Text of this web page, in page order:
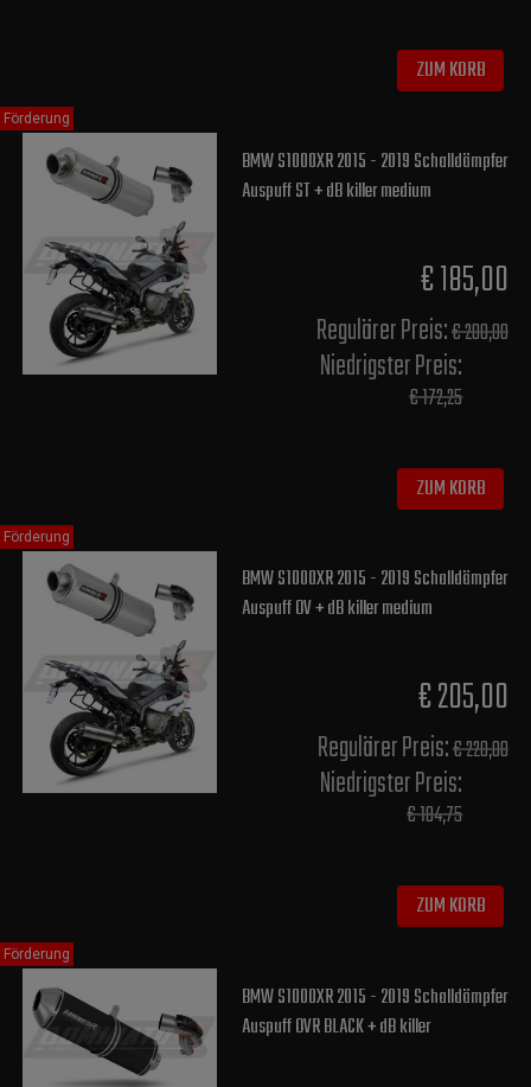
ZUM KORB
BMW S1000XR 2015 - 2019 Schalldämpfer
Auspuff ST + dB killer medium
€ 185,00
Regulärer Preis:€ 200,00
Niedrigster Preis:
€ 172,25
ZUM KORB
Förderung
BMW S1000XR 2015 - 2019 Schalldämpfer
Auspuff OV + dB killer medium
€ 205,00
Regulärer Preis:€ 220,00
Niedrigster Preis:
€ 184,75
ZUM KORB
Förderung
BMW S1000XR 2015 - 2019 Schalldämpfer
Auspuff OVR BLACK + dB killer
Förderung